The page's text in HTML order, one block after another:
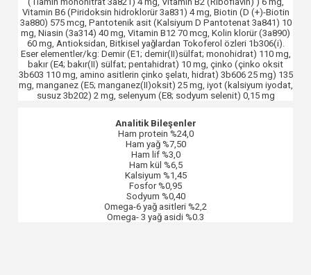
Vitamin B6 (Piridoksin hidroklorür 3a831) 4 mg, Biotin (D (+)-Biotin
3a880) 575 mcg, Pantotenik asit (Kalsiyum D Pantotenat 3a841) 10
mg, Niasin (3a314) 40 mg, Vitamin B12 70 mcg, Kolin klorür (3a890)
60 mg, Antioksidan, Bitkisel yağlardan Tokoferol özleri 1b306(i).
Eser elementler/kg: Demir (E1; demir(II)sülfat; monohidrat) 110 mg,
bakır (E4; bakır(II) sülfat; pentahidrat) 10 mg, çinko (çinko oksit
3b603 110 mg, amino asitlerin çinko şelatı, hidrat) 3b606 25 mg) 135
mg, manganez (E5; manganez(II)oksit) 25 mg, iyot (kalsiyum iyodat,
susuz 3b202) 2 mg, selenyum (E8; sodyum selenit) 0,15 mg
Analitik Bileşenler
Ham protein %24,0
Ham yağ %7,50
Ham lif %3,0
Ham kül %6,5
Kalsiyum %1,45
Fosfor %0,95
Sodyum %0,40
Omega-6 yağ asitleri %2,2
Omega- 3 yağ asidi %0.3